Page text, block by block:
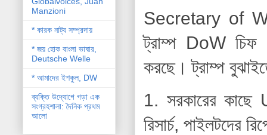
Secretary of
ট্রাম্প DoW চিফ
করছে।ট্রাম্প
1. সরকারের
রিসার্চ, পাইলটদের
Manzioni
* কারক নাট্য সম্প্রদায়
* জয় হোক বাংলা ভাষার,
Deutsche Welle
* আমাদের ইশকুল, DW
ব্যক্তি উদ্যোগে গড়া এক
সংগ্রহশালা: দৈনিক প্রথম
আলো